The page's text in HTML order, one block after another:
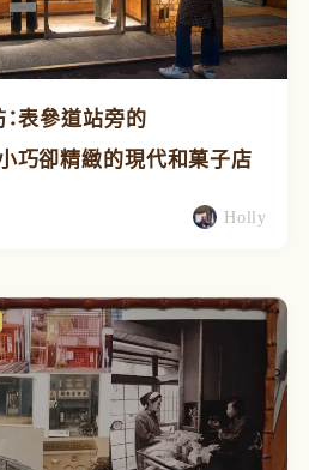
表參道站旁的
巧卻精緻的現代和菓子店
Holly